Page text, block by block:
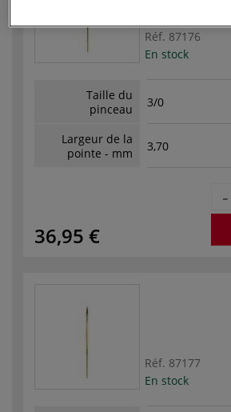
Réf. 87176
En stock
Taille du
pinceau
3/0
Largeur de la
pointe - mm
3,70
36,95 €
-
Réf. 87177
En stock